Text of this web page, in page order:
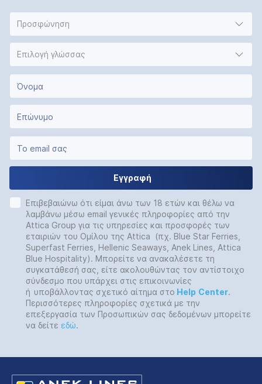
Προσφώνηση
Επιλογή γλώσσας
Εγγραφή
Επιβεβαιώνω ότι είμαι άνω των 18 ετών και θέλω να
λαμβάνω μέσω email γενικές πληροφορίες από την
Attica Group για τις υπηρεσίες και προσφορές των
εταιριών του Ομίλου της Attica (πχ. Blue Star Ferries,
Superfast Ferries, Hellenic Seaways, Anek Lines, Attica
Blue Hospitality). Μπορείτε να ανακαλέσετε τη
συγκατάθεσή σας, είτε ακολουθώντας τον αντίστοιχο
σύνδεσμο που υπάρχει στις επικοινωνίες
ή υποβάλλοντας σχετικό αίτημα στο Help Center.
Περισσότερες πληροφορίες σχετικά με την
επεξεργασία των Προσωπικών σας δεδομένων μπορείτε
να δείτε εδώ.